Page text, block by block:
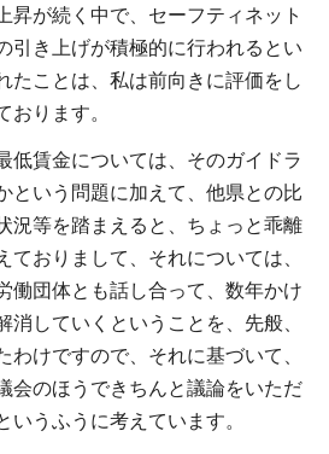
昇が続く中で、セーフティネット
引き上げが積極的に行われるとい
たことは、私は前向きに評価をし
おります。
賃金については、そのガイドラ
という問題に加えて、他県との比
況等を踏まえると、ちょっと乖離
ておりまして、それについては、
働団体とも話し合って、数年かけ
消していくということを、先般、
わけですので、それに基づいて、
会のほうできちんと議論をいただ
いうふうに考えています。